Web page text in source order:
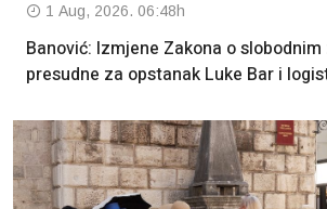
1 Aug, 2026. 06:48h
Banović: Izmjene Zakona o
presudne za opstanak Luke Bar i